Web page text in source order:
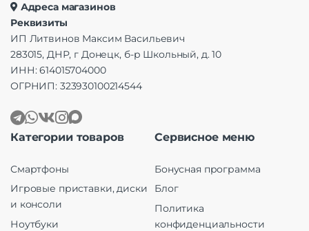
Адреса магазинов
Реквизиты
ИП Литвинов Максим Васильевич
283015, ДНР, г Донецк, б-р Школьный, д. 10
ИНН: 614015704000
ОГРНИП: 323930100214544
Категории товаров
Смартфоны
Игровые приставки, диски
и консоли
Ноутбуки
Сервисное меню
Бонусная программа
Блог
Политика
конфиденциальности